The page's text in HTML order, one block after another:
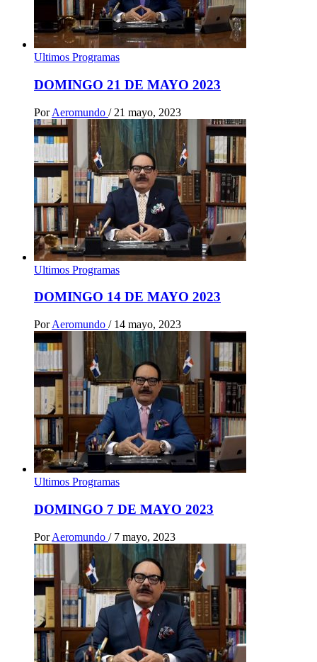
Ultimos Programas
DOMINGO 21 DE MAYO 2023
Por Aeromundo / 21 mayo, 2023
Ultimos Programas
DOMINGO 14 DE MAYO 2023
Por Aeromundo / 14 mayo, 2023
Ultimos Programas
DOMINGO 7 DE MAYO 2023
Por Aeromundo / 7 mayo, 2023